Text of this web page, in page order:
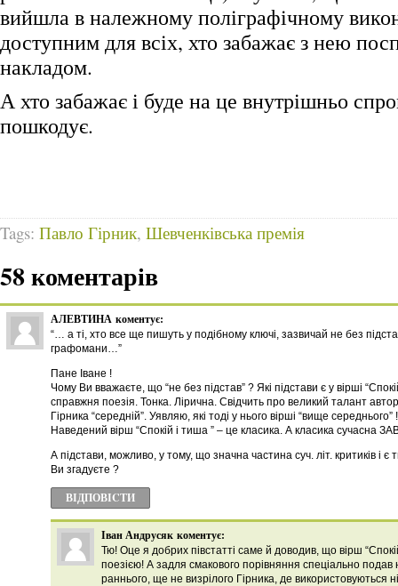
вийшла в належному поліграфічному
доступним для всіх, хто забажає з нею
накладом.
А хто забажає і буде на це внутрішньо
пошкодує.
Tags: Павло Гірник, Шевченківська премія
58 коментарів
АЛЕВТИНА коментує:
“… а ті, хто все ще пишуть у подібному ключі, зазвичай не без
графомани…”
Пане Іване !
Чому Ви вважаєте, що “не без підстав” ? Які підстави є у вірші
справжня поезія. Тонка. Лірична. Свідчить про великий талант
Гірника “середній”. Уявляю, які тоді у нього вірші “вище
Наведений вірш “Спокій і тиша ” – це класика. А класика сучасна
А підстави, можливо, у тому, що значна частина суч. літ. критиків і
Ви згадуєте ?
ВІДПОВІCТИ
Іван Андрусяк коментує:
Тю! Оце я добрих півстатті саме й доводив, що вірш
поезією! А задля смакового порівняння спеціально подав
раннього, ще не визрілого Гірника, де використовуються